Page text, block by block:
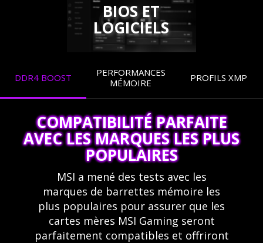
BIOS ET
LOGICIELS
DDR4 BOOST
PERFORMANCES
MÉMOIRE
PROFILS XMP
COMPATIBILITÉ PARFAITE
AVEC LES MARQUES LES PLUS
POPULAIRES
MSI a mené des tests avec les
marques de barrettes mémoire les
plus populaires pour assurer que les
cartes mères MSI Gaming seront
parfaitement compatibles et offriront